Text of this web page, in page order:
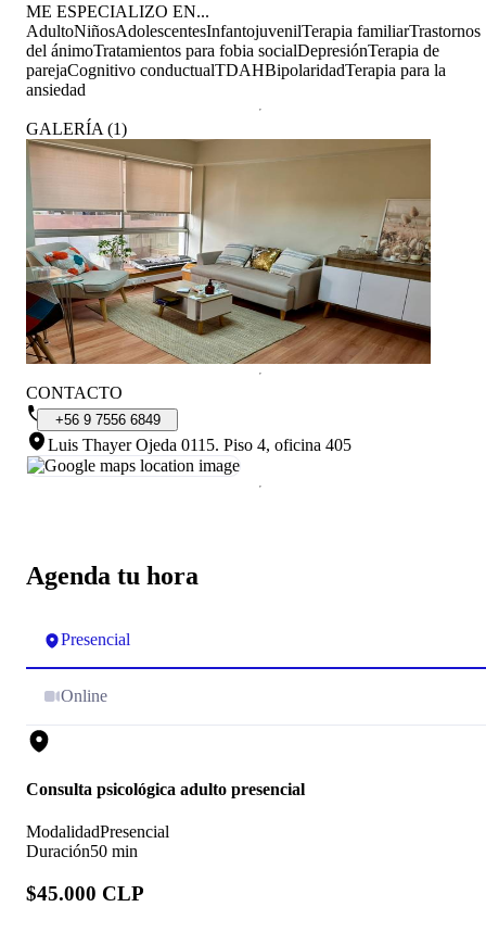
Agenda tu hora
Presencial
Online
Consulta psicológica adulto presencial
ModalidadPresencial
Duración50 min
$45.000 CLP
ME ESPECIALIZO EN...
AdultoNiñosAdolescentesInfantojuvenilTerapia familiarTrastornos
del ánimoTratamientos para fobia socialDepresiónTerapia de
parejaCognitivo conductualTDAHBipolaridadTerapia para la
ansiedad
GALERÍA (1)
CONTACTO
+56 9 7556 6849
Luis Thayer Ojeda 0115. Piso 4, oficina 405